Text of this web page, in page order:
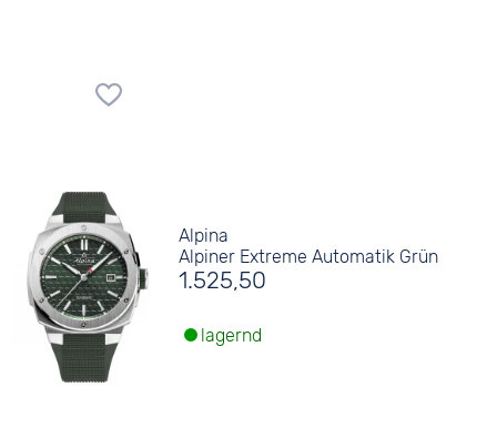
Alpina
Alpiner Extreme Automatik Grün
1.525,50
lagernd